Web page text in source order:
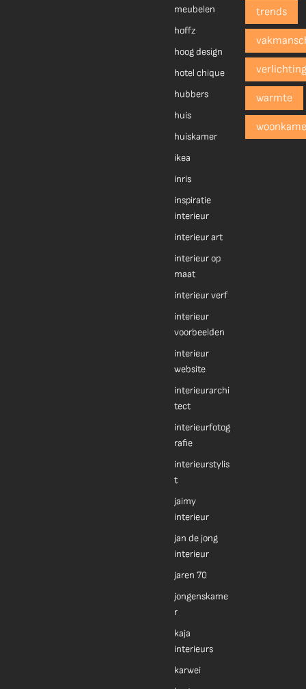
meubelen
hoffz
hoog design
hotel chique
hubbers
huis
huiskamer
ikea
inris
inspiratie
interieur
interieur art
interieur op
maat
interieur verf
interieur
voorbeelden
interieur
website
interieurarchi
tect
interieurfotog
rafie
interieurstylis
t
jaimy
interieur
jan de jong
interieur
jaren 70
jongenskame
r
kaja
interieurs
karwei
trends
warmte